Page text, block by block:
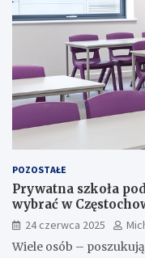
POZOSTAŁE
Prywatna szkoła
wybrać w
24 czerwca 2025
Wiele osób –